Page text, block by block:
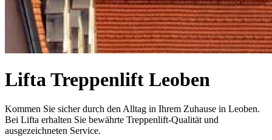
Lifta Treppenlift Leoben
Kommen Sie sicher durch den Alltag in Ihrem Zuhause in Leoben.
Bei Lifta erhalten Sie bewährte Treppenlift-Qualität und
ausgezeichneten Service.